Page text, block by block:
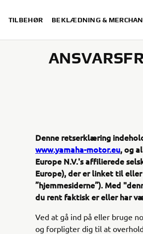
TILBEHØR BEKLÆDNING &
Denne retserklæring
www.yamaha-motor.eu, og
Europe N.V.'s affilierede
Europe), der er linket til
”hjemmesiderne”). Med
du rent faktisk er eller har
Ved at gå ind på eller bruge
og forpligter dig til at